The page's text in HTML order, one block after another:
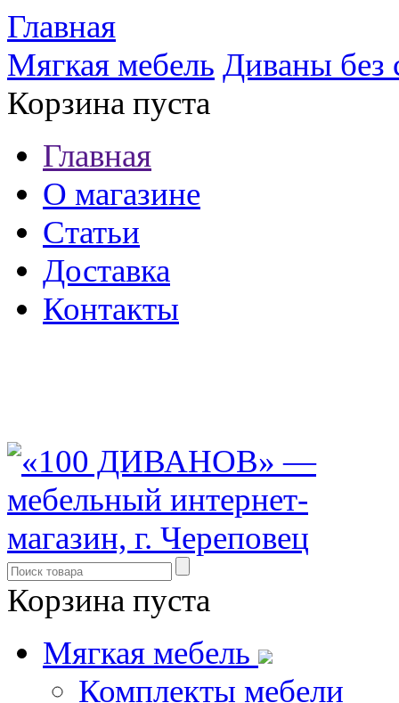
Главная
Мягкая мебель Диваны без
Корзина пуста
Главная
О магазине
Статьи
Доставка
Контакты
Корзина пуста
Мягкая мебель
Комплекты мебели